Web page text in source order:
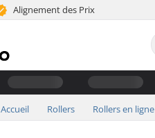
Alignement des Prix
Accueil Rollers Rollers en ligne